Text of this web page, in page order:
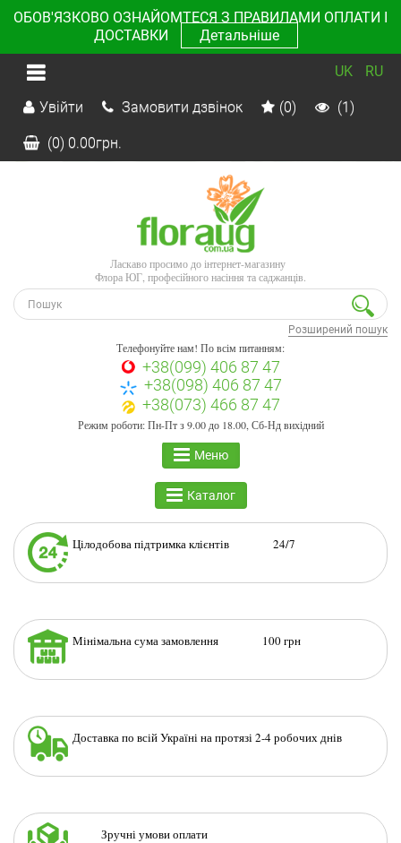
ОБОВ'ЯЗКОВО ОЗНАЙОМТЕСЯ З ПРАВИЛАМИ ОПЛАТИ І
ДОСТАВКИ
Детальніше
UK RU
Увійти Замовити дзвінок (0) (1)
(0) 0.00грн.
Ласкаво просимо до інтернет-магазину
Флора ЮГ, професійного насіння та саджанців.
Розширений пошук
Телефонуйте нам! По всім питанням:
+38(099) 406 87 47
+38(098) 406 87 47
+38(073) 466 87 47
Режим роботи: Пн-Пт з 9.00 до 18.00, Сб-Нд вихідний
Меню
Каталог
Цілодобова підтримка клієнтів 24/7
Мінімальна сума замовлення 100 грн
Доставка по всій Україні на протязі 2-4 робочих днів
Зручні умови оплати